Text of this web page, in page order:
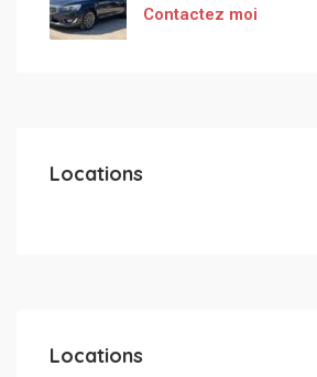
Contactez moi
Locations
Locations